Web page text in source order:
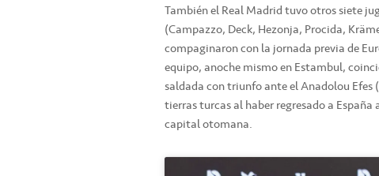
También el Real Madrid tuvo otros siete
(Campazzo, Deck, Hezonja, Procida,
compaginaron con la jornada previa de
equipo, anoche mismo en Estambul,
saldada con triunfo ante el Anadolou Efes
tierras turcas al haber regresado a
capital otomana.